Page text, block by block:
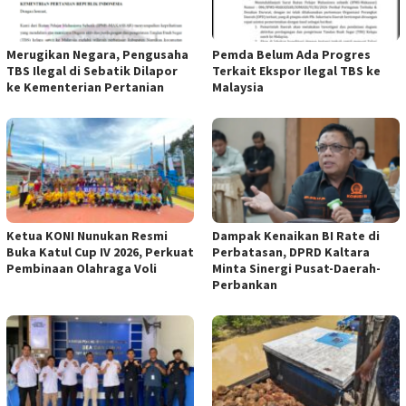
Merugikan Negara, Pengusaha
TBS Ilegal di Sebatik Dilapor
ke Kementerian Pertanian
Pemda Belum Ada Progres
Terkait Ekspor Ilegal TBS ke
Malaysia
Ketua KONI Nunukan Resmi
Buka Katul Cup IV 2026, Perkuat
Pembinaan Olahraga Voli
Dampak Kenaikan BI Rate di
Perbatasan, DPRD Kaltara
Minta Sinergi Pusat-Daerah-
Perbankan